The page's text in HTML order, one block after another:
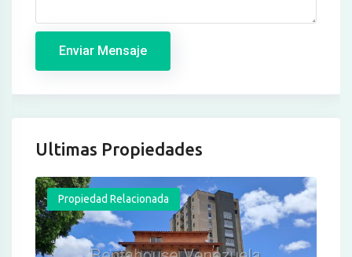
Enviar Mensaje
Ultimas Propiedades
Propiedad Relacionada